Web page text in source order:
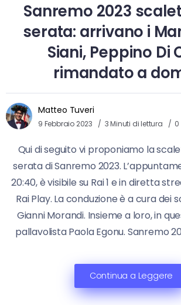
Sanremo 2023
serata: arrivano i
Siani, Peppino Di
rimandato a
Matteo Tuveri
9 Febbraio 2023 3 Minuti di lettura
Qui di seguito vi proponiamo la
serata di Sanremo 2023.
20:40, è visibile su Rai 1 e in diretta
Rai Play. La conduzione è a cura dei
Gianni Morandi. Insieme a loro, in
pallavolista Paola Egonu. Sanremo
Continua a Leggere